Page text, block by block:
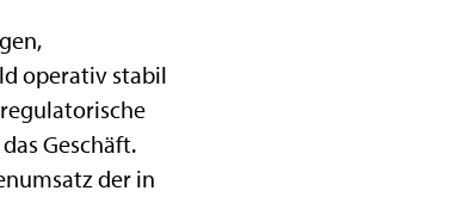
operativ stabil
Geschäft.
der in